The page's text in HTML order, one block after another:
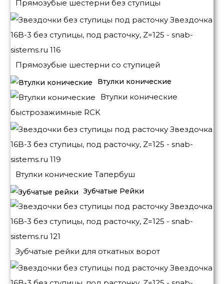
Прямозубые шестерни без ступицы
Прямозубые шестерни со ступицей
Втулки конические
Втулки конические
быстрозажимные RCK
Втулки конические Тапербуш
Зубчатые Рейки
Зубчатые рейки для откатных ворот